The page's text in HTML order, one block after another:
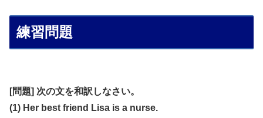
練習問題
[問題] 次の文を和訳しなさい。
(1) Her best friend Lisa is a nurse.